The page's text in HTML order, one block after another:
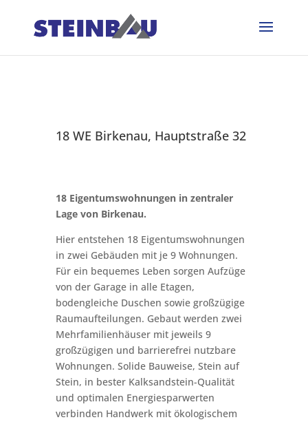
18 WE Birkenau, Hauptstraße 32
18 Eigentumswohnungen in zentraler
Lage von Birkenau.
Hier entstehen 18 Eigentumswohnungen
in zwei Gebäuden mit je 9 Wohnungen.
Für ein bequemes Leben sorgen Aufzüge
von der Garage in alle Etagen,
bodengleiche Duschen sowie großzügige
Raumaufteilungen. Gebaut werden zwei
Mehrfamilienhäuser mit jeweils 9
großzügigen und barrierefrei nutzbare
Wohnungen. Solide Bauweise, Stein auf
Stein, in bester Kalksandstein-Qualität
und optimalen Energiesparwerten
verbinden Handwerk mit ökologischem